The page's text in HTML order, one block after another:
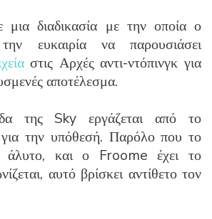
μια διαδικασία με την οποία ο
ευκαιρία να παρουσιάσει
στις Αρχές αντι-ντόπινγκ για
αποτέλεσμα.
της Sky εργάζεται από το
την υπόθεσή. Παρόλο που το
άλυτο, και ο Froome έχει το
αυτό βρίσκει αντίθετο τον